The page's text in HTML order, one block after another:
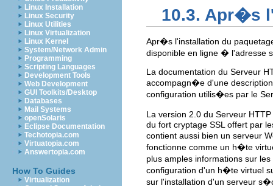
Linux Installation
Linux Security
Linux Utilities
Linux Virtualization
Linux Kernel
System/Network Admin
Programming
Scripting Languages
Development Tools
Web Development
GUI Toolkits/Desktop
Databases
Mail Systems
openSolaris
Eclipse Documentation
Techotopia.com
Virtuatopia.com
Answertopia.com
How To Guides
Virtualization
10.3. Apr�s
Apr�s l'installation du
disponible en ligne � l'adresse
La documentation du Serveur
accompagn�e d'une
configuration utilis�es par le
La version 2.0 du Serveur
du fort cryptage SSL offert par
contient aussi bien un serveur
fonctionne comme un h�te
plus amples informations sur
configuration d'un h�te virtuel
sur l'installation d'un serveur